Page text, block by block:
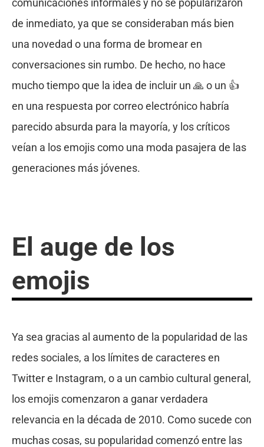
comunicaciones informales y no se popularizaron
de inmediato, ya que se consideraban más bien
una novedad o una forma de bromear en
conversaciones sin rumbo. De hecho, no hace
mucho tiempo que la idea de incluir un 🙏 o un 👍
en una respuesta por correo electrónico habría
parecido absurda para la mayoría, y los críticos
veían a los emojis como una moda pasajera de las
generaciones más jóvenes.
El auge de los
emojis
Ya sea gracias al aumento de la popularidad de las
redes sociales, a los límites de caracteres en
Twitter e Instagram, o a un cambio cultural general,
los emojis comenzaron a ganar verdadera
relevancia en la década de 2010. Como sucede con
muchas cosas, su popularidad comenzó entre las